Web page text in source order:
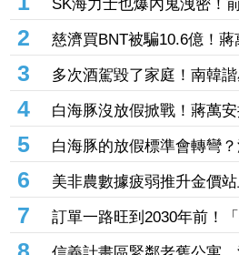
SK海力士也爆內鬼洩密！
機密附在履歷內」 判刑1
2
慈濟買BNT被騙10.6億！
間」 沈伯洋開嗆：「說一
圓」
3
多次酒駕毀了家庭！南韓
居長達13年」 感謝台僑
4
白海豚沒放假掀戰！蔣萬
急澄清：兩次條件根本不同
5
白海豚的放假標準會轉彎
準不一」
6
美非農數據疲弱推升金價
走強「這檔正2」一周漲近
7
訂單一路旺到2030年前！
賺27.27元創同期新高 連4